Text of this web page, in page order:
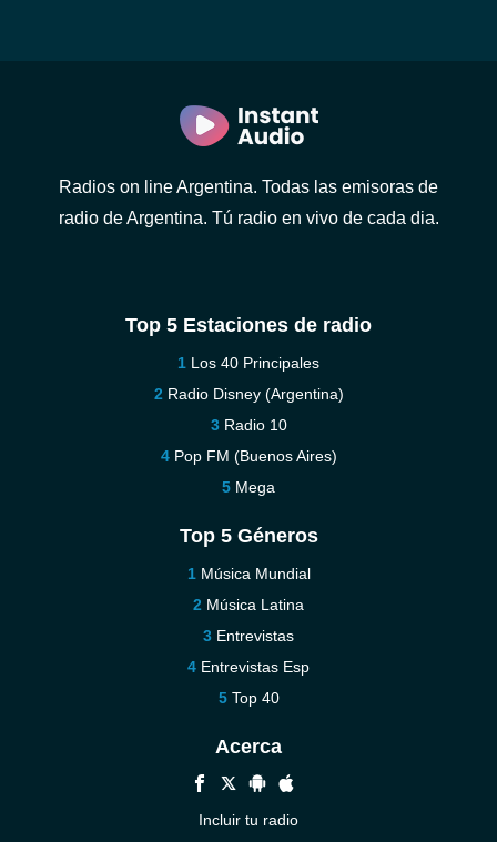
Radios on line Argentina. Todas las emisoras de
radio de Argentina. Tú radio en vivo de cada dia.
Top 5 Estaciones de radio
Los 40 Principales
Radio Disney (Argentina)
Radio 10
Pop FM (Buenos Aires)
Mega
Top 5 Géneros
Música Mundial
Música Latina
Entrevistas
Entrevistas Esp
Top 40
Acerca
Incluir tu radio